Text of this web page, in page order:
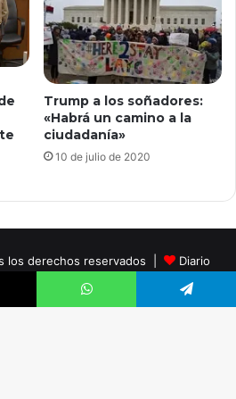
Trump a los soñadores:
«Habrá un camino a la
ciudadanía»
10 de julio de 2020
los derechos reservados |
Diario
creado por InSpanish Media®
WhatsApp Telegram